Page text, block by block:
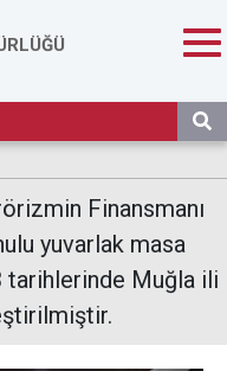
Finansmanı
yuvarlak masa
tarihlerinde Muğla ili